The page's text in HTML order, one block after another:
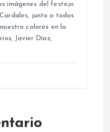
imágenes del festejo
junto a todos
colores en la
Javier Díaz,